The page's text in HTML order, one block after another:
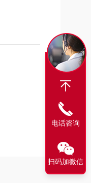
电话咨询
扫码加微信